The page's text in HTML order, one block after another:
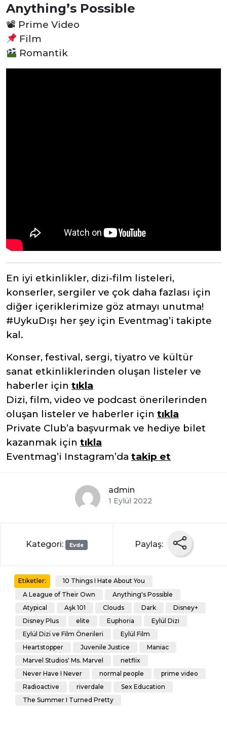
Anything’s Possible
📽 Prime Video
Film
Romantik
En iyi etkinlikler, dizi-film listeleri,
konserler, sergiler ve çok daha fazlası için
diğer içeriklerimize göz atmayı unutma!
#UykuDışı her şey için Eventmag’i takipte
kal.
Konser, festival, sergi, tiyatro ve kültür
sanat etkinliklerinden oluşan listeler ve
haberler için tıkla
Dizi, film, video ve podcast önerilerinden
oluşan listeler ve haberler için tıkla
Private Club’a başvurmak ve hediye bilet
kazanmak için tıkla
Eventmag’i Instagram’da takip et
admin
1 Eylül 2022
Kategori: Evde Paylaş:
Etiketler:
10 Things I Hate About You
A League of Their Own
Anything's Possible
Atypical
Aşk 101 Clouds Dark
Disney+
Disney Plus
elite Euphoria
Eylül Dizi
Eylül Dizi ve Film Önerileri
Eylül Film
Heartstopper
Juvenile Justice
Maniac
Marvel Studios' Ms. Marvel
netflix
Never Have I Never
normal people
prime video
Radioactive
riverdale
Sex Education
The Summer I Turned Pretty